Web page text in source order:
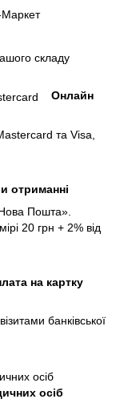
складу
Онлайн
та Visa,
отриманні
Пошта».
20 грн + 2% від
на картку
банківської
осіб